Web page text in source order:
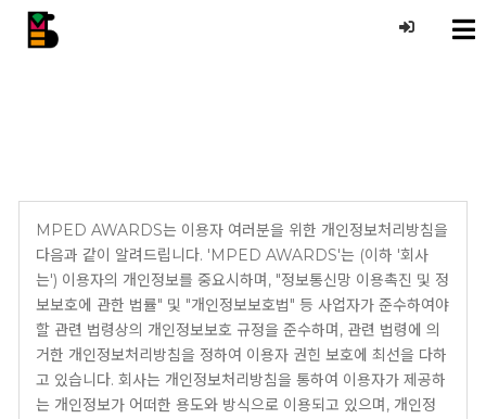
MPED AWARDS는 이용자 여러분을 위한 개인정보처리방침을
다음과 같이 알려드립니다. 'MPED AWARDS'는 (이하 '회사
는') 이용자의 개인정보를 중요시하며, "정보통신망 이용촉진 및 정
보보호에 관한 법률" 및 "개인정보보호법" 등 사업자가 준수하여야
할 관련 법령상의 개인정보보호 규정을 준수하며, 관련 법령에 의
거한 개인정보처리방침을 정하여 이용자 권힌 보호에 최선을 다하
고 있습니다. 회사는 개인정보처리방침을 통하여 이용자가 제공하
는 개인정보가 어떠한 용도와 방식으로 이용되고 있으며, 개인정